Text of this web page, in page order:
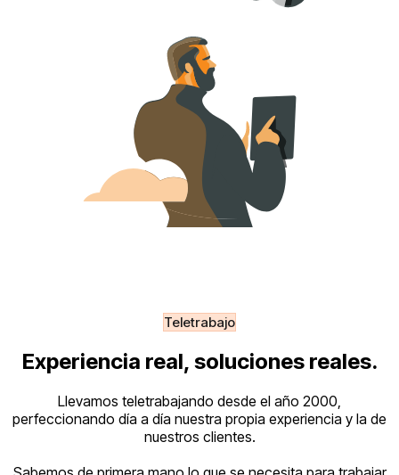
Teletrabajo
Experiencia real, soluciones reales.
Llevamos teletrabajando desde el año 2000,
perfeccionando día a día nuestra propia experiencia y la de
nuestros clientes.